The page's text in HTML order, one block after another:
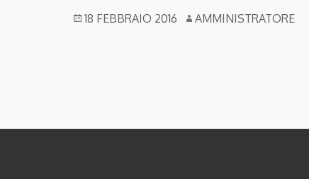
18 FEBBRAIO 2016 AMMINISTRATORE